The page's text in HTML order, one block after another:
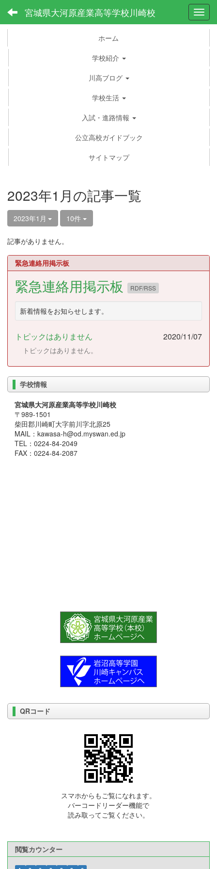
宮城県大河原産業高等学校川崎校
ホーム
学校紹介
川高ブログ
学校生活
入試・進路情報
公立高校ガイドブック
サイトマップ
2023年1月の記事一覧
2023年1月 10件
記事がありません。
緊急連絡用掲示板
緊急連絡用掲示板 RDF/RSS
新着情報をお知らせします。
トピックはありません 2020/11/07
トピックはありません。
学校情報
宮城県大河原産業高等学校川崎校
〒989-1501
柴田郡川崎町大字前川字北原25
MAIL：kawasa-h@od.myswan.ed.jp
TEL：0224-84-2049
FAX：0224-84-2087
QRコード
スマホからもご覧になれます。
バーコードリーダー機能で
読み取ってご覧ください。
閲覧カウンター